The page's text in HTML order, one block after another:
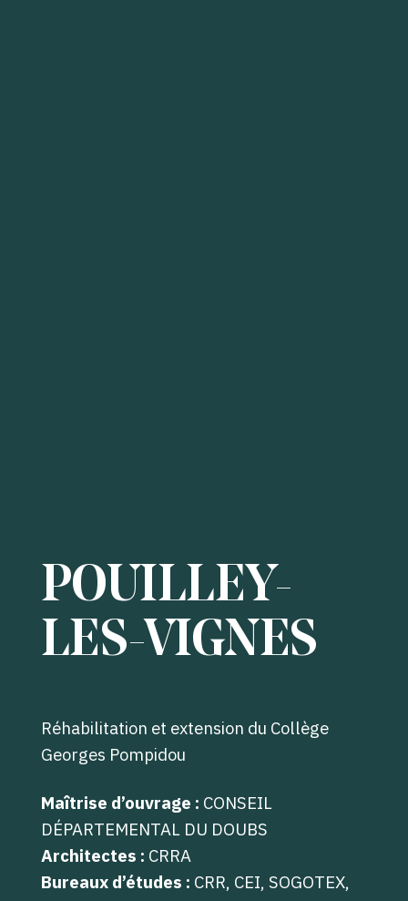
POUILLEY-
LES-VIGNES
Réhabilitation et extension du Collège
Georges Pompidou
Maîtrise d’ouvrage : CONSEIL
DÉPARTEMENTAL DU DOUBS
Architectes : CRRA
Bureaux d’études : CRR, CEI, SOGOTEX,